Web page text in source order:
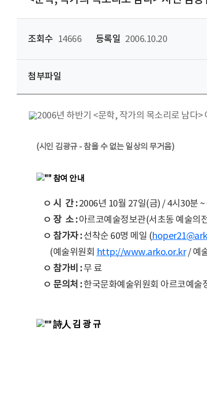
조회수 14666 등록일 2006.10.20
첨부파일
(시인 김광규 - 참을 수 없는 일상의 무거움)
참여 안내
ㅇ 시 간 :2006년 10월 27일(금) / 4시30분 ~
ㅇ 장 소 :아르코예술정보관(서초동 예술의
ㅇ 참가자 :선착순 60명 메일 (
(예술위원회 http://www.arko.or.kr/ 예
ㅇ 참가비 :무 료
ㅇ 문의처 :한국문화예술위원회 아르코예
詩人 김 광 규